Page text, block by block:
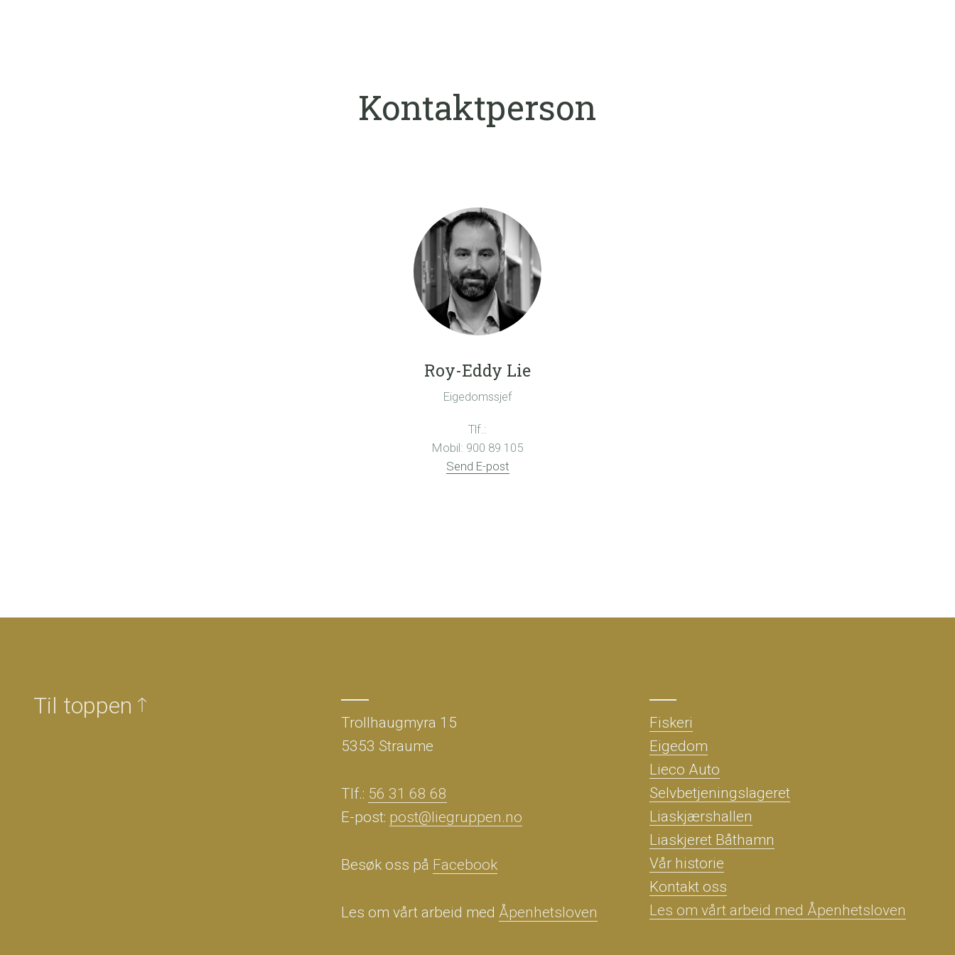
Kontaktperson
Roy-Eddy Lie
Eigedomssjef
Tlf.:
Mobil: 900 89 105
Send E-post
Til toppen
Trollhaugmyra 15
5353 Straume
Tlf.: 56 31 68 68
E-post: post@liegruppen.no
Besøk oss på Facebook
Les om vårt arbeid med Åpenhetsloven
Fiskeri
Eigedom
Lieco Auto
Selvbetjeningslageret
Liaskjærshallen
Liaskjeret Båthamn
Vår historie
Kontakt oss
Les om vårt arbeid med Åpenhetsloven